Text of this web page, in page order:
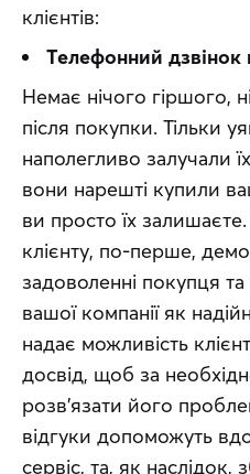
клієнтів:
Телефонний дзвінок
Немає нічого гіршого,
після покупки. Тільки
наполегливо залучали
вони нарешті купили
ви просто їх
клієнту, по-перше,
задоволенні покупця
вашої компанії як
надає можливість
досвід, щоб за
розв’язати його
відгуки допоможуть
сервіс, та, як наслідок,